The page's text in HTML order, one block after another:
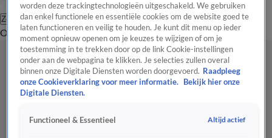
Zoeken
OverzichtRegioUitzendingenWeerTip de redactiePanelVideo's
worden deze trackingtechnologieën uitgeschakeld. We gebruiken
dan enkel functionele en essentiële cookies om de website goed te
laten functioneren en veilig te houden. Je kunt dit menu op ieder
moment opnieuw openen om je keuzes te wijzigen of om je
toestemming in te trekken door op de link Cookie-instellingen
onder aan de webpagina te klikken. Je selecties zullen overal
binnen onze Digitale Diensten worden doorgevoerd. Raadpleeg
onze Cookieverklaring voor meer informatie.
Bekijk hier onze
Digitale Diensten.
Functioneel & Essentieel Altijd actief